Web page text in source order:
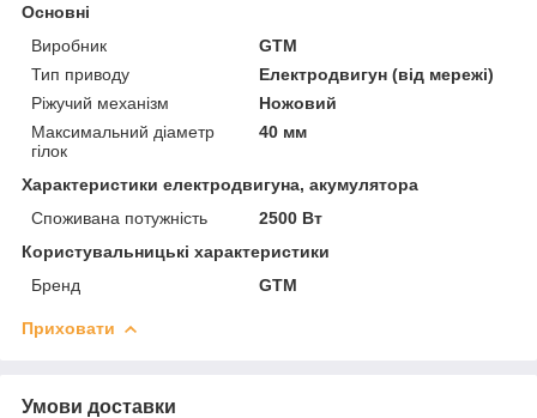
Основні
Виробник
GTM
Тип приводу
Електродвигун (від мережі)
Ріжучий механізм
Ножовий
Максимальний діаметр
гілок
40 мм
Характеристики електродвигуна, акумулятора
Споживана потужність
2500 Вт
Користувальницькі характеристики
Бренд
GTM
Приховати
Умови доставки